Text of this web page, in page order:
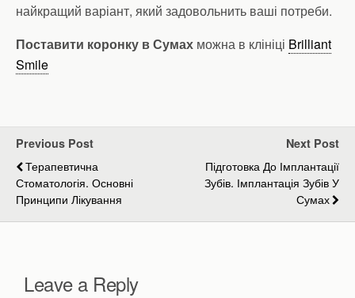
найкращий варіант, який задовольнить ваші потреби.
Поставити коронку в Сумах можна в клініці Brilliant
Smile
Previous Post
Терапевтична
Стоматологія. Основні
Принципи Лікування
Next Post
Підготовка До Імплантації
Зубів. Імплантація Зубів У
Сумах
Leave a Reply